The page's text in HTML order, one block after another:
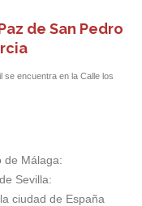
de San Pedro
se encuentra en la Calle los
de Málaga:
Sevilla:
ciudad de España